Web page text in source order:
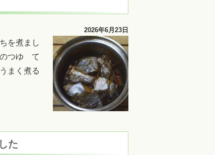
2026年6月23日
を煮まし
つゆ て
まく煮る
た